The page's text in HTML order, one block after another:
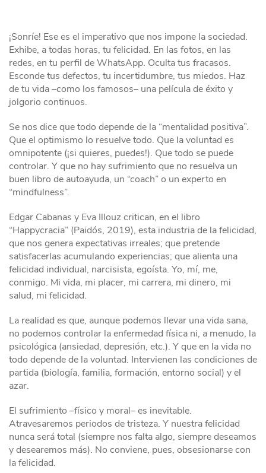
¡Sonríe! Ese es el imperativo que nos impone la sociedad.
Exhibe, a todas horas, tu felicidad. En las fotos, en las
redes, en tu perfil de WhatsApp. Oculta tus fracasos.
Esconde tus defectos, tu incertidumbre, tus miedos. Haz
de tu vida –como los famosos– una película de éxito y
jolgorio continuos.
Se nos dice que todo depende de la “mentalidad positiva”.
Que el optimismo lo resuelve todo. Que la voluntad es
omnipotente (¡si quieres, puedes!). Que todo se puede
controlar. Y que no hay sufrimiento que no resuelva un
buen libro de autoayuda, un “coach” o un experto en
“mindfulness”.
Edgar Cabanas y Eva Illouz critican, en el libro
“Happycracia” (Paidós, 2019), esta industria de la felicidad,
que nos genera expectativas irreales; que pretende
satisfacerlas acumulando experiencias; que alienta una
felicidad individual, narcisista, egoísta. Yo, mí, me,
conmigo. Mi vida, mi placer, mi carrera, mi dinero, mi
salud, mi felicidad.
La realidad es que, aunque podemos llevar una vida sana,
no podemos controlar la enfermedad física ni, a menudo, la
psicológica (ansiedad, depresión, etc.). Y que en la vida no
todo depende de la voluntad. Intervienen las condiciones de
partida (biología, familia, formación, entorno social) y el
azar.
El sufrimiento –físico y moral– es inevitable.
Atravesaremos periodos de tristeza. Y nuestra felicidad
nunca será total (siempre nos falta algo, siempre deseamos
y desearemos más). No conviene, pues, obsesionarse con
la felicidad.